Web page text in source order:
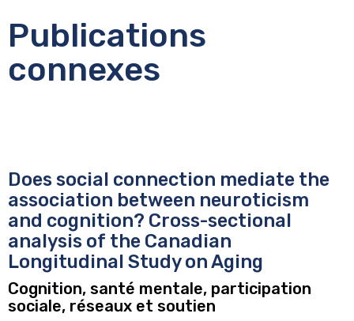
Publications
connexes
Does social connection mediate the
association between neuroticism
and cognition? Cross-sectional
analysis of the Canadian
Longitudinal Study on Aging
Cognition, santé mentale, participation
sociale, réseaux et soutien